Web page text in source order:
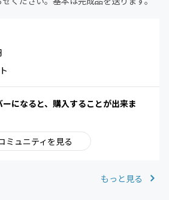
になると、購入することが出来ま
ミュニティを見る
もっと見る